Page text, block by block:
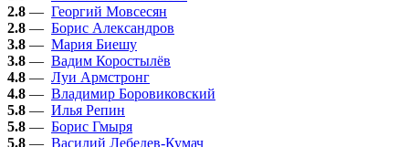
2.8 — Георгий Мовсесян
2.8 — Борис Александров
3.8 — Мария Биешу
3.8 — Вадим Коростылёв
4.8 — Луи Армстронг
4.8 — Владимир Боровиковский
5.8 — Илья Репин
5.8 — Борис Гмыря
5.8 — Василий Лебедев-Кумач